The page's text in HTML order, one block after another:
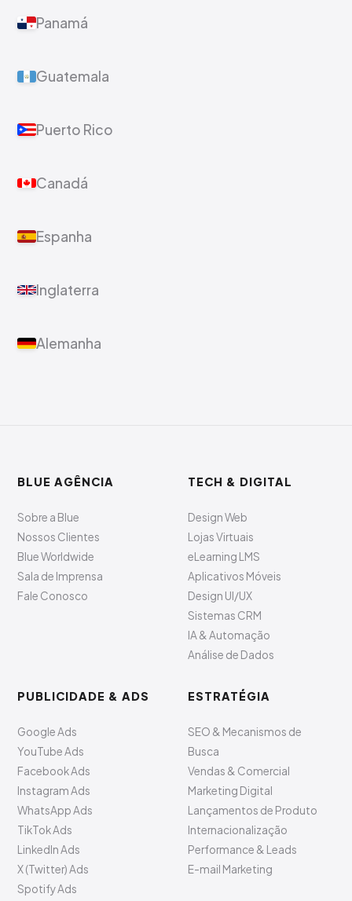
Panamá
Guatemala
Puerto Rico
Canadá
Espanha
Inglaterra
Alemanha
BLUE AGÊNCIA
Sobre a Blue
Nossos Clientes
Blue Worldwide
Sala de Imprensa
Fale Conosco
TECH & DIGITAL
Design Web
Lojas Virtuais
eLearning LMS
Aplicativos Móveis
Design UI/UX
Sistemas CRM
IA & Automação
Análise de Dados
PUBLICIDADE & ADS
Google Ads
YouTube Ads
Facebook Ads
Instagram Ads
WhatsApp Ads
TikTok Ads
LinkedIn Ads
X (Twitter) Ads
Spotify Ads
ESTRATÉGIA
SEO & Mecanismos de
Busca
Vendas & Comercial
Marketing Digital
Lançamentos de Produto
Internacionalização
Performance & Leads
E-mail Marketing